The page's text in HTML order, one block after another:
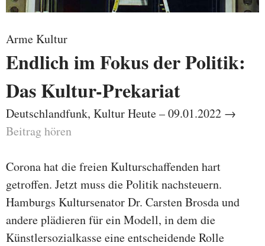
Arme Kultur
Endlich im Fokus der Politik:
Das Kultur-Prekariat
Deutschlandfunk, Kultur Heute – 09.01.2022 →
Beitrag hören
Corona hat die freien Kulturschaffenden hart
getroffen. Jetzt muss die Politik nachsteuern.
Hamburgs Kultursenator Dr. Carsten Brosda und
andere plädieren für ein Modell, in dem die
Künstlersozialkasse eine entscheidende Rolle